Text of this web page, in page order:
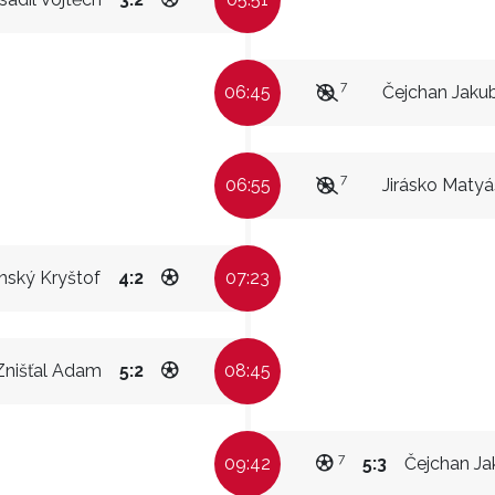
06:45 Čejchan
7
06:55 Jirásko
7
Kryštof 4:2 07:23
Adam 5:2 08:45
09:42 Čejchan
5:3
7